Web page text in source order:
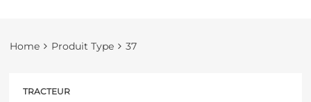
Home Produit Type 37
TRACTEUR